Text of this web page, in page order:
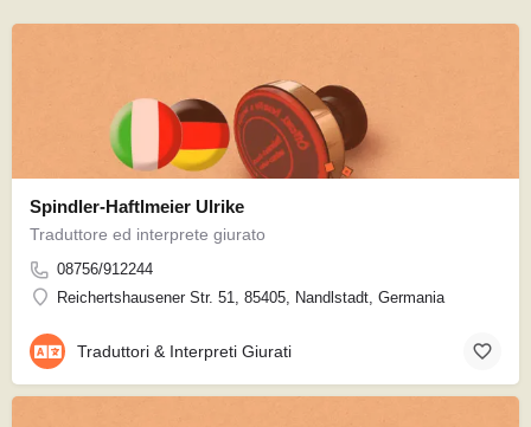
Spindler-Haftlmeier Ulrike
Traduttore ed interprete giurato
08756/912244
Reichertshausener Str. 51, 85405, Nandlstadt, Germania
Traduttori & Interpreti Giurati